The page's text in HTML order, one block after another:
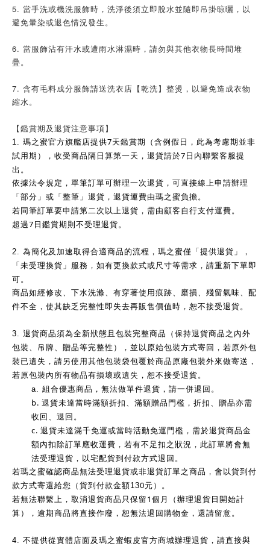
5. 當手洗或機洗服飾時，洗淨後須立即脫水並隨即吊掛晾曬，以
避免暈染或退色情況發生。
6. 當服飾沾有汗水或遭雨水淋濕時，請勿與其他衣物長時間堆
疊。
7. 含有毛料成分服飾請送洗衣店【乾洗】整燙，以避免造成衣物
縮水。
【鑑賞期及退貨注意事項】
1. 瑪之蜜官方旗艦店提供7天鑑賞期（含例假日，此為考慮期並非
試用期），收受商品隔日算第一天，退貨請於7 日內聯繫客服提
出。
依據法令規定，單筆訂單可辦理一次退貨，可直接線上申請辦理
「部分」或「整筆」退貨，退貨運費由瑪之蜜負擔。
若同筆訂單要申請第二次以上退貨，需由顧客自行支付運費。
超過7 日鑑賞期則不受理退貨。
2. 為簡化及加速取得合適商品的流程，瑪之蜜僅「提供退貨」，
「未受理換貨」服務，如有更換款式或尺寸等需求，請重新下單即
可。
商品如經修改、下水洗滌、有穿著使用痕跡、磨損、殘留氣味、配
件不全，使其缺乏完整性即失去再販售價值時，恕不接受退貨。
3. 退貨商品須為全新狀態且包裝完整商品（保持退貨商品之內外
包裝、吊牌、贈品等完整性），並以原始包裝方式寄回，若原外包
裝已遺失，請另使用其他包裝袋包覆於商品原廠包裝外來做寄送，
若原包裝內所有物品有損壞或遺失，恕不接受退貨。
a. 組合優惠商品，無法做單件退貨，請一併退回。
b. 退貨未達當時滿額折扣、滿額贈品門檻，折扣、贈品亦需
收回、退回。
c. 退貨未達滿千免運或當時活動免運門檻，需於退貨商品金
額內扣除訂單應收運費，若有不足扣之狀況，此訂單將會無
法受理退貨，以宅配貨到付款方式退回。
若瑪之蜜確認商品無法受理退貨或非退貨訂單之商品，會以貨到付
款方式寄還給您（貨到付款金額130元）。
若無法聯繫上，取消退貨商品只保留 1 個月（辦理退貨日開始計
算），逾期商品將直接作廢，恕無法退回購物金，還請留意。
4. 不提供從實體店面及瑪之蜜蝦皮官方商城辦理退貨，請直接與